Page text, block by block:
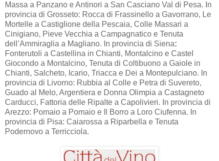
Massa a Panzano e Antinori a San Casciano Val di Pesa. In
provincia di Grosseto: Rocca di Frassinello a Gavorrano, Le
Mortelle a Castiglione della Pescaia, Colle Massari a
Cinigiano, Pieve Vecchia a Campagnatico e Tenuta
dell’Ammiraglia a Magliano. In provincia di Siena:
Fonterutoli a Castellina in Chianti, Montalcino e Castel
Giocondo a Montalcino, Tenuta di Coltibuono a Gaiole in
Chianti, Salcheto, Icario, Triacca e Dei a Montepulciano. In
provincia di Livorno: Rubbia al Colle e Petra di Suvereto,
Guado al Melo, Argentiera e Donna Olimpia a Castagneto
Carducci, Fattoria delle Ripalte a Capolivieri. In provincia di
Arezzo: Pomaio a Pomaio e Il Borro a Loro Ciufenna. In
provincia di Pisa: Caiarossa a Riparbella e Tenuta
Podernovo a Terricciola.